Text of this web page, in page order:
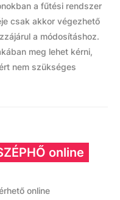
a fűtési rendszer
csak akkor végezhető
a módosításhoz.
meg lehet kérni,
nem szükséges
online
online